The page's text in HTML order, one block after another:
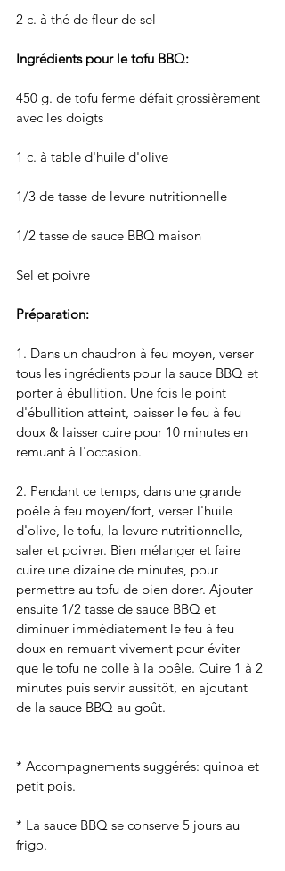
2 c. à thé de fleur de sel
Ingrédients pour le tofu BBQ:
450 g. de tofu ferme défait grossièrement
avec les doigts
1 c. à table d'huile d'olive
1/3 de tasse de levure nutritionnelle
1/2 tasse de sauce BBQ maison
Sel et poivre
Préparation:
1. Dans un chaudron à feu moyen, verser
tous les ingrédients pour la sauce BBQ et
porter à ébullition. Une fois le point
d'ébullition atteint, baisser le feu à feu
doux & laisser cuire pour 10 minutes en
remuant à l'occasion.
2. Pendant ce temps, dans une grande
poêle à feu moyen/fort, verser l'huile
d'olive, le tofu, la levure nutritionnelle,
saler et poivrer. Bien mélanger et faire
cuire une dizaine de minutes, pour
permettre au tofu de bien dorer. Ajouter
ensuite 1/2 tasse de sauce BBQ et
diminuer immédiatement le feu à feu
doux en remuant vivement pour éviter
que le tofu ne colle à la poêle. Cuire 1 à 2
minutes puis servir aussitôt, en ajoutant
de la sauce BBQ au goût.
* Accompagnements suggérés: quinoa et
petit pois.
* La sauce BBQ se conserve 5 jours au
frigo.